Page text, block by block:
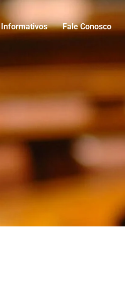
Informativos Fale Conosco